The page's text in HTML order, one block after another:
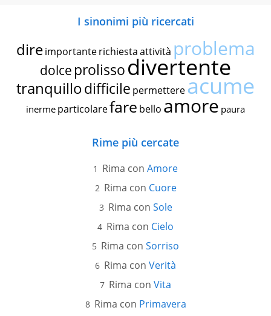
I sinonimi più ricercati
dire importante richiestaattività problema
dolce prolissodivertente
tranquillodifficile permettereacume
inerme particolarefare bello amore paura
Rime più cercate
Rima con Amore
Rima con Cuore
Rima con Sole
Rima con Cielo
Rima con Sorriso
Rima con Verità
Rima con Vita
Rima con Primavera